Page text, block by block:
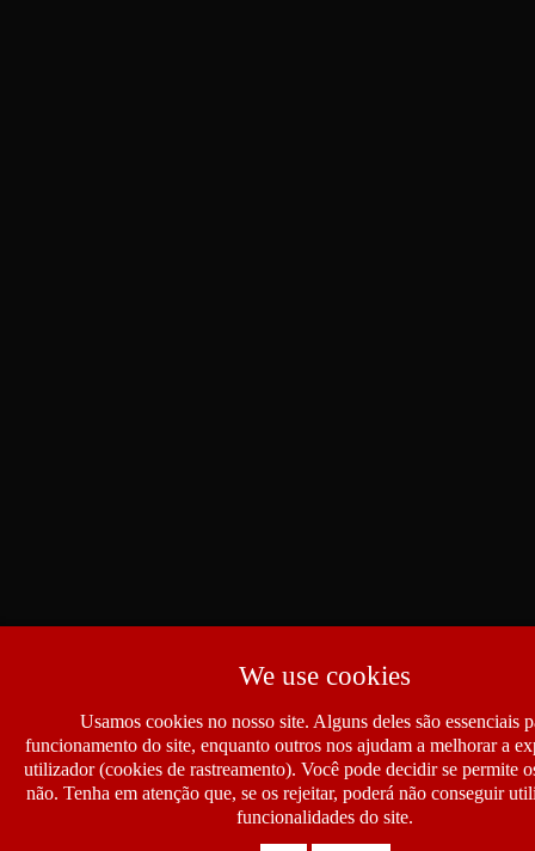
We use cookies
Usamos cookies no nosso site. Alguns deles são essenciais
funcionamento do site, enquanto outros nos ajudam a melhorar a
utilizador (cookies de rastreamento). Você pode decidir se permite
não. Tenha em atenção que, se os rejeitar, poderá não conseguir
funcionalidades do site.